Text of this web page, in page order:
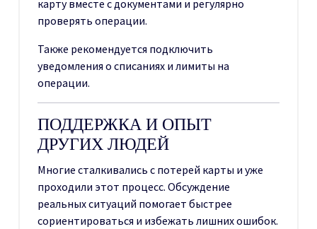
карту вместе с документами и регулярно
проверять операции.
Также рекомендуется подключить
уведомления о списаниях и лимиты на
операции.
ПОДДЕРЖКА И ОПЫТ
ДРУГИХ ЛЮДЕЙ
Многие сталкивались с потерей карты и уже
проходили этот процесс. Обсуждение
реальных ситуаций помогает быстрее
сориентироваться и избежать лишних ошибок.